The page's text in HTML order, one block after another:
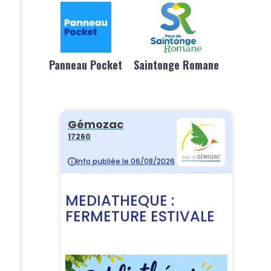
Panneau Pocket Saintonge Romane